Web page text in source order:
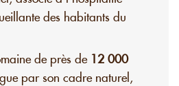
des habitants du
de près de 12 000
par son cadre naturel,